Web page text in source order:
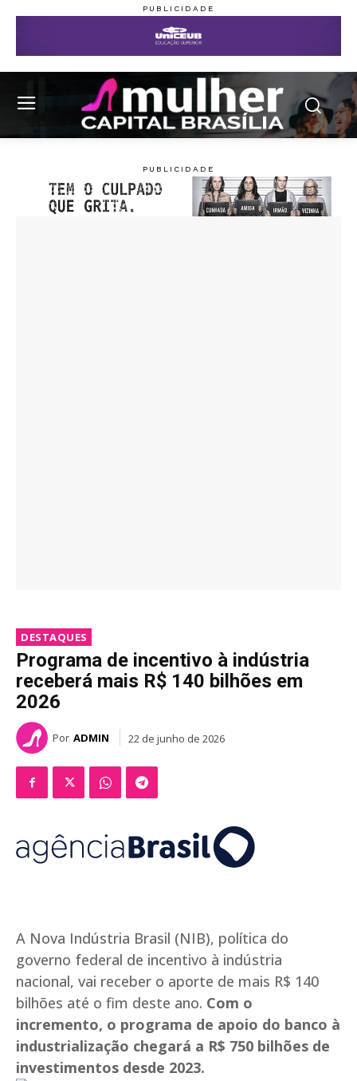
DESTAQUES
Programa de incentivo à indústria
receberá mais R$ 140 bilhões em
2026
Por ADMIN 22 de junho de 2026
A Nova Indústria Brasil (NIB), política do
governo federal de incentivo à indústria
nacional, vai receber o aporte de mais R$ 140
bilhões até o fim deste ano. Com o
incremento, o programa de apoio do banco à
industrialização chegará a R$ 750 bilhões de
investimentos desde 2023.